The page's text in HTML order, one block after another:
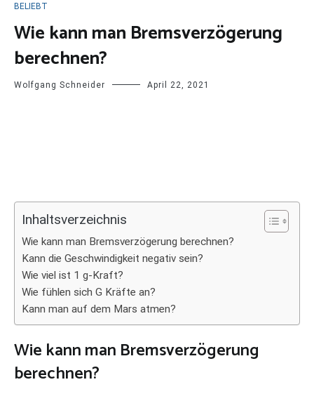
BELIEBT
Wie kann man Bremsverzögerung
berechnen?
Wolfgang Schneider April 22, 2021
Inhaltsverzeichnis
Wie kann man Bremsverzögerung berechnen?
Kann die Geschwindigkeit negativ sein?
Wie viel ist 1 g-Kraft?
Wie fühlen sich G Kräfte an?
Kann man auf dem Mars atmen?
Wie kann man Bremsverzögerung
berechnen?